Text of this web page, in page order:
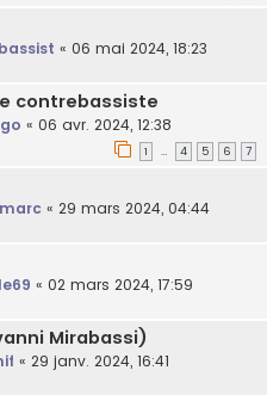
« 06 mai 2024, 18:23
contrebassiste
« 06 avr. 2024, 12:38
1 … 4 5 6 7
« 29 mars 2024, 04:44
« 02 mars 2024, 17:59
Mirabassi)
« 29 janv. 2024, 16:41